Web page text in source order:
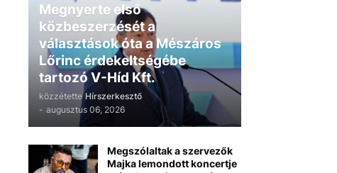
Megnyerte első
közbeszerzését a
választások óta a Mészáros
Lőrinc érdekeltségébe
tartozó V-Híd Kft.
közzétette Hírszerkesztő
- augusztus 06, 2026
Megszólaltak a szervezők
Majka lemondott koncertje